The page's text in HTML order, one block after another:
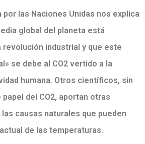
por las Naciones Unidas nos explica
global del planeta está
revolución industrial y que este
se debe al CO2 vertido a la
humana. Otros científicos, sin
del CO2, aportan otras
causas naturales que pueden
de las temperaturas.